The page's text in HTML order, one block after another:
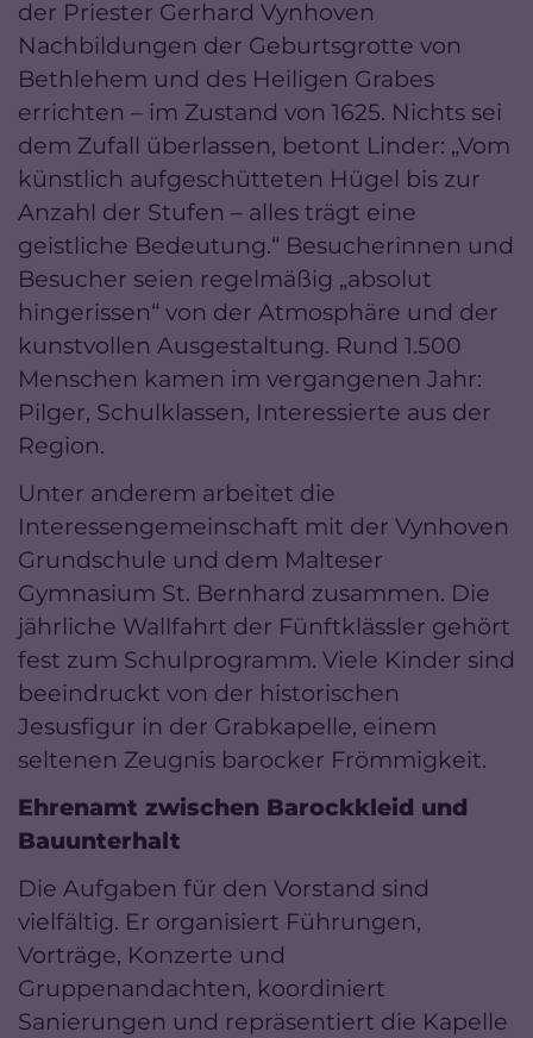
der Priester Gerhard Vynhoven
Nachbildungen der Geburtsgrotte von
Bethlehem und des Heiligen Grabes
errichten – im Zustand von 1625. Nichts sei
dem Zufall überlassen, betont Linder: „Vom
künstlich aufgeschütteten Hügel bis zur
Anzahl der Stufen – alles trägt eine
geistliche Bedeutung.“ Besucherinnen und
Besucher seien regelmäßig „absolut
hingerissen“ von der Atmosphäre und der
kunstvollen Ausgestaltung. Rund 1.500
Menschen kamen im vergangenen Jahr:
Pilger, Schulklassen, Interessierte aus der
Region.
Unter anderem arbeitet die
Interessengemeinschaft mit der Vynhoven
Grundschule und dem Malteser
Gymnasium St. Bernhard zusammen. Die
jährliche Wallfahrt der Fünftklässler gehört
fest zum Schulprogramm. Viele Kinder sind
beeindruckt von der historischen
Jesusfigur in der Grabkapelle, einem
seltenen Zeugnis barocker Frömmigkeit.
Ehrenamt zwischen Barockkleid und
Bauunterhalt
Die Aufgaben für den Vorstand sind
vielfältig. Er organisiert Führungen,
Vorträge, Konzerte und
Gruppenandachten, koordiniert
Sanierungen und repräsentiert die Kapelle